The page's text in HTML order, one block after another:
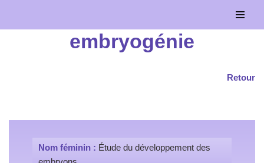
Aller
embryogénie
Retour
Nom féminin : Étude du développement des